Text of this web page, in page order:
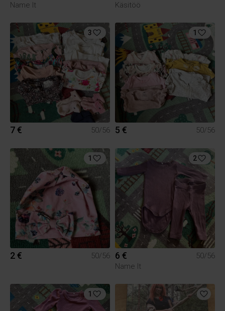
Name It
Käsitöö
3
7 € 50/56
1
5 € 50/56
1
2 € 50/56
2
6 €
50/56
Name It
1